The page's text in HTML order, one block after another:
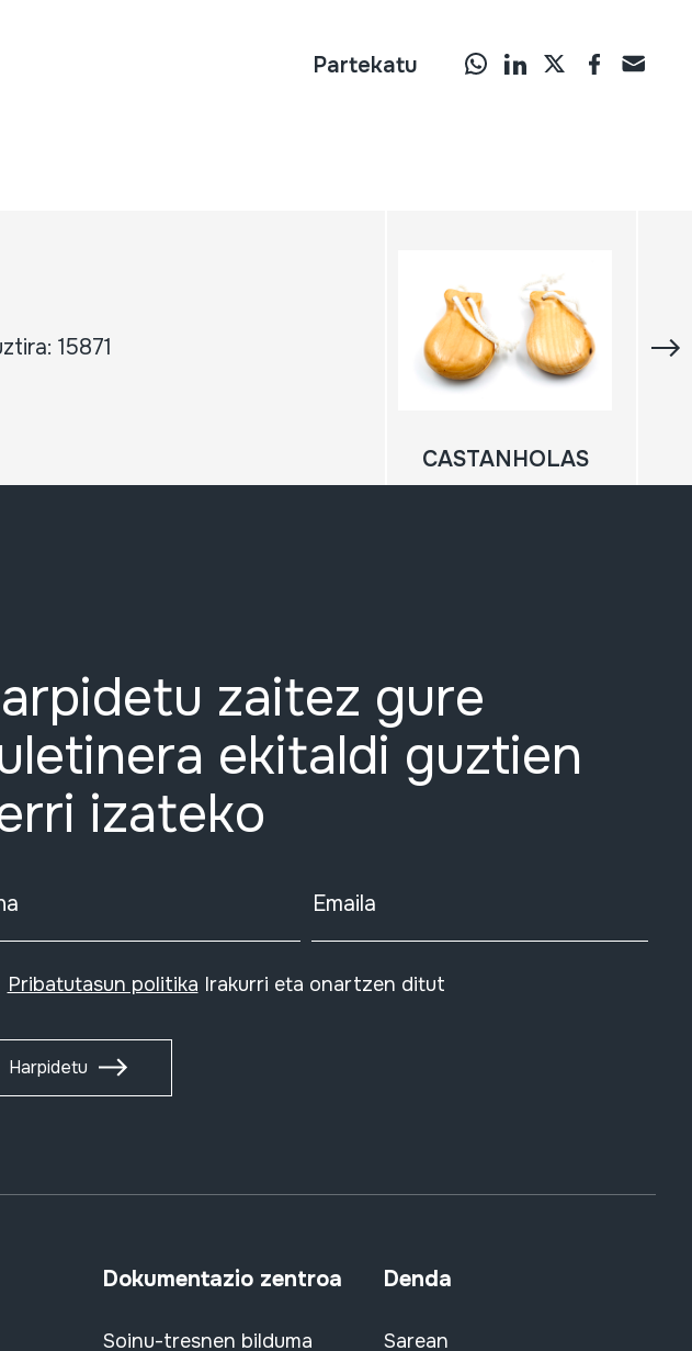
Partekatu
15871
CASTANHOLAS
zaitez gure
ekitaldi guztien
izateko
Emaila
Pribatutasun politika Irakurri eta onartzen ditut
Harpidetu
Dokumentazio zentroa
Soinu-tresnen bilduma
Denda
Sarean